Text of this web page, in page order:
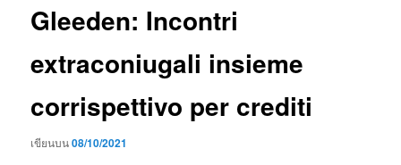
Gleeden: Incontri
extraconiugali insieme
corrispettivo per crediti
เขียนบน08/10/2021